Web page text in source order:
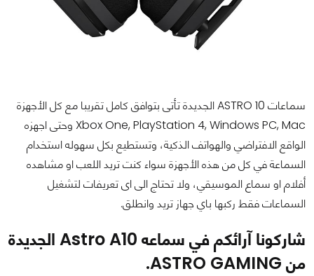
سماعات ASTRO 10 الجديدة تأتى بتوافق كامل تقريبا مع كل الأجهزة
Xbox One, PlayStation 4, Windows PC, Mac وحتى اجهزه
الواقع الافتراضي والهواتف الذكية، وتستطيع بكل سهوله استخدام
السماعة في كل من هذه الأجهزة سواء كنت تريد اللعب او مشاهده
أفلام او سماع الموسيقي، ولا تحتاج الى اى تعريفات لتشغيل
السماعات فقط ركبها باي جهاز تريد وانطلق.
شاركونا آرائكم في سماعه Astro A10 الجديدة
من ASTRO GAMING.